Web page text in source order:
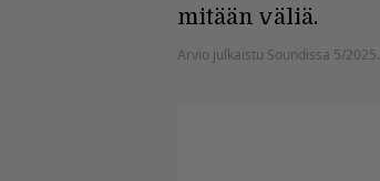
mitään väliä.
Arvio julkaistu Soundissa 5/2025.